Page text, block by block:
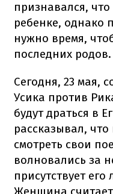
признавался,
ребенке, однако
нужно время,
последних родов.
Сегодня, 23 мая,
Усика против
будут драться в
рассказывал,
смотреть свои
волновались за
присутствует
Женщина